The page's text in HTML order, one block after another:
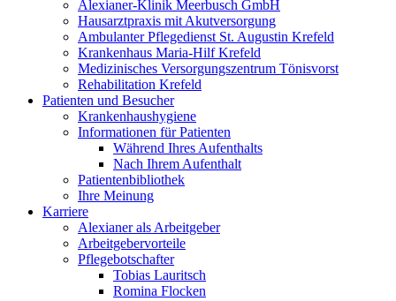
Alexianer-Klinik Meerbusch GmbH
Hausarztpraxis mit Akutversorgung
Ambulanter Pflegedienst St. Augustin Krefeld
Krankenhaus Maria-Hilf Krefeld
Medizinisches Versorgungszentrum Tönisvorst
Rehabilitation Krefeld
Patienten und Besucher
Krankenhaushygiene
Informationen für Patienten
Während Ihres Aufenthalts
Nach Ihrem Aufenthalt
Patientenbibliothek
Ihre Meinung
Karriere
Alexianer als Arbeitgeber
Arbeitgebervorteile
Pflegebotschafter
Tobias Lauritsch
Romina Flocken